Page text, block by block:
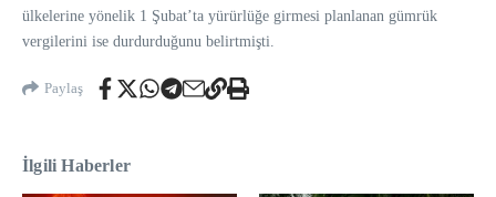
ülkelerine yönelik 1 Şubat’ta yürürlüğe girmesi planlanan gümrük
vergilerini ise durdurduğunu belirtmişti.
Paylaş
İlgili Haberler